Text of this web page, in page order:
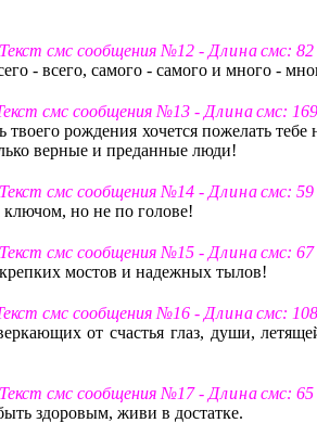
смс сообщения №12 - Д л и н асмс: 82
- всего, самого - самого и много -
смс сообщения №13 - Д л и н асмс: 169
твоего рождения хочется пожелать
верные и преданные люди!
смс сообщения №14 - Д л и н асмс: 59
но не по голове!
смс сообщения №15 - Д л и н асмс: 67
мостов и надежных тылов!
смс сообщения №16 - Д л и н асмс: 108
от счастья глаз, души,
смс сообщения №17 - Д л и н асмс: 65
здоровым, живи в достатке.